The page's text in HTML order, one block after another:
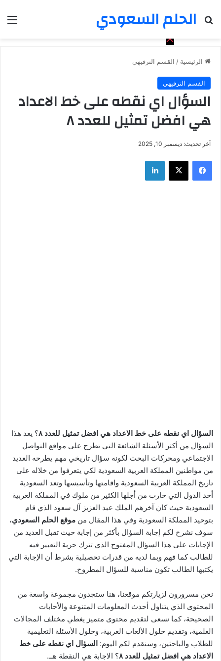
الحلم السعودي
بحث عن
الرئيسية / القسم الترفيهي
القسم الترفيهي
السؤال اي نقطه على خط الاعداد
هي افضل تمثيل للعدد ٨
آخر تحديث: ديسمبر 10, 2025
فيسبوك ‫X لينكدإن
السؤال اي نقطه على خط الاعداد هي افضل تمثيل للعدد ٨ ؟ يعد هذا
السؤال من أكثر الأسئلة الشائعة التي تطرح على مواقع التواصل
الاجتماعي ومحركات البحث لكونه سؤال تاريخي مهم يطرحه العديد
من مواطنين المملكة العربية السعودية لكي يتعرفوا من خلاله على
تاريخ المملكة العربية السعودية واقامتها وتأسيسها وتعد السعودية
أحد الدول التي حارب من أجلها الكثير من ملوك في المملكة العربية
السعودية حيث كان آخرهم الملك عبد العزيز آل سعود الذي قام
بتوحيد المملكة السعودية وفي هذا المقال من موقع الحلم السعودي،
سوف نشرح لكم إجابة السؤال بأكثر من إجابة حيث تقبل العديد من
الإجابات على هذا السؤال المفتوح الذي تترك حرية التعبير فيه
للطالب كما فهم وبما لديه من قدرات تحصيلية بشرط أن الإجابة التي
يكتبها الطالب تكون مناسبة للسؤال المطروح.
نحن مسرورون لزيارتكم موقعنا، هنا ستجدون مجموعة واسعة من
المحتوى الذي يتناول أحدث المعلومات المتنوعة والأجابات
الصحيحة، كما نسعى لتقديم محتوى متميز يغطي مختلف المجالات
العلمية، وتقديم حلول الألعاب العربية، وحلول الأسئلة التعليمية
للطلاب والباحثين، وسنقدم لكم اليوم: السؤال اي نقطه على خط
الاعداد هي افضل تمثيل للعدد ٨ ؟ الاجابة هي النقطة هــ.